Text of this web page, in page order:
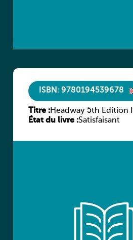
ISBN: 9780194539678
Titre :Headway 5th Edition
Workbook without key
État du livre :Satisfaisant